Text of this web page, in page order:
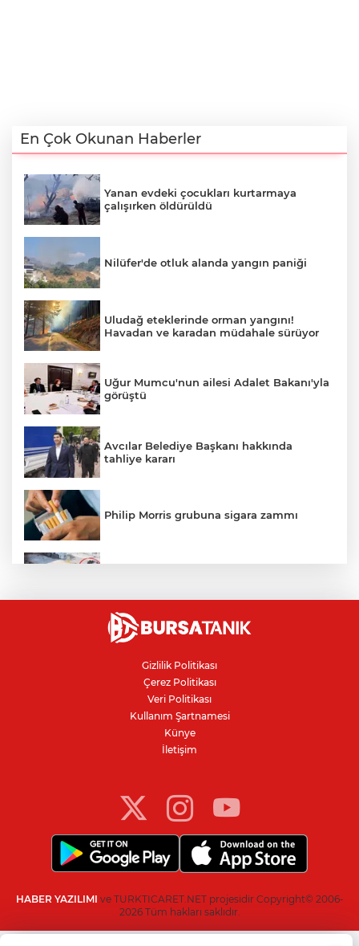
En Çok Okunan Haberler
Yanan evdeki çocukları kurtarmaya
çalışırken öldürüldü
Nilüfer'de otluk alanda yangın paniği
Uludağ eteklerinde orman yangını!
Havadan ve karadan müdahale sürüyor
Uğur Mumcu'nun ailesi Adalet Bakanı'yla
görüştü
Avcılar Belediye Başkanı hakkında
tahliye kararı
Philip Morris grubuna sigara zammı
Nilüfer'de kaldırım işgallerine zabıta
denetimi
Bursa'da 100 dönümde hayvansal
gübreyle nektarin ve armut üretiyor
Resmi Gazete’de yayımlandı: Kritik yeşil
Gizlilik Politikası
Çerez Politikası
Veri Politikası
Kullanım Şartnamesi
Künye
İletişim
HABER YAZILIMI ve TURKTICARET.NET projesidir Copyright© 2006-
2026 Tüm hakları saklıdır.